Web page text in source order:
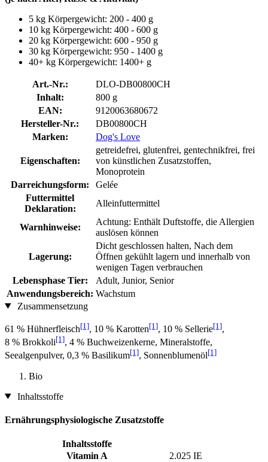
5 kg Körpergewicht: 200 - 400 g
10 kg Körpergewicht: 400 - 600 g
20 kg Körpergewicht: 600 - 950 g
30 kg Körpergewicht: 950 - 1400 g
40+ kg Körpergewicht: 1400+ g
Art.-Nr.:
DLO-DB00800CH
Inhalt:
800 g
EAN:
9120063680672
Hersteller-Nr.:
DB00800CH
Marken:
Dog's Love
Eigenschaften:
getreidefrei, glutenfrei, gentechnikfrei, frei
von künstlichen Zusatzstoffen,
Monoprotein
Darreichungsform:
Gelée
Futtermittel
Deklaration:
Alleinfuttermittel
Warnhinweise:
Achtung: Enthält Duftstoffe, die Allergien
auslösen können
Lagerung:
Dicht geschlossen halten, Nach dem
Öffnen gekühlt lagern und innerhalb von
wenigen Tagen verbrauchen
Lebensphase Tier:
Adult, Junior, Senior
Anwendungsbereich: Wachstum
Zusammensetzung
61 % Hühnerfleisch[1], 10 % Karotten[1], 10 % Sellerie[1],
8 % Brokkoli[1], 4 % Buchweizenkerne, Mineralstoffe,
Seealgenpulver, 0,3 % Basilikum[1], Sonnenblumenöl[1]
Bio
Inhaltsstoffe
Ernährungsphysiologische Zusatzstoffe
Inhaltsstoffe
Vitamin A
2.025 IE